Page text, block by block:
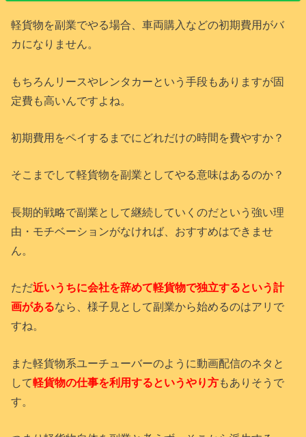
軽貨物を副業でやる場合、車両購入などの初期費用がバ
カになりません。
もちろんリースやレンタカーという手段もありますが固
定費も高いんですよね。
初期費用をペイするまでにどれだけの時間を費やすか？
そこまでして軽貨物を副業としてやる意味はあるのか？
長期的戦略で副業として継続していくのだという強い理
由・モチベーションがなければ、おすすめはできませ
ん。
ただ近いうちに会社を辞めて軽貨物で独立するという計
画があるなら、様子見として副業から始めるのはアリで
すね。
また軽貨物系ユーチューバーのように動画配信のネタと
して軽貨物の仕事を利用するというやり方もありそうで
す。